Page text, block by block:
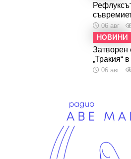
06 авг
НОВИНИ
Затворен
„Тракия“
06 авг